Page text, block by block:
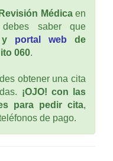
Médicaen
saber que
y portal web de
060.
obtener una cita
¡OJO! con las
para pedir cita,
de pago.